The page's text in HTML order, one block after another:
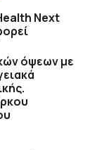
Next
όψεων με